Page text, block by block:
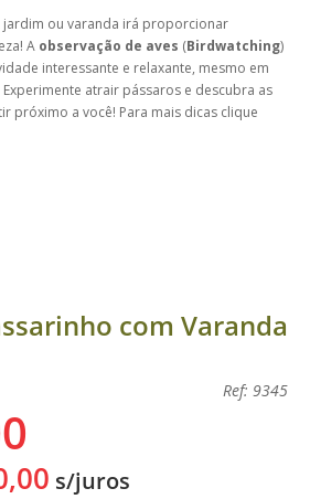
jardim ou varanda irá proporcionar
A observação de aves (Birdwatching)
interessante e relaxante, mesmo em
atrair pássaros e descubra as
próximo a você! Para mais dicas clique
com Varanda
Ref: 9345
s/juros